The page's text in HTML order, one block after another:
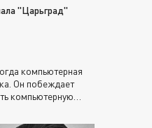
"Царьград"
компьютерная
Он побеждает
компьютерную